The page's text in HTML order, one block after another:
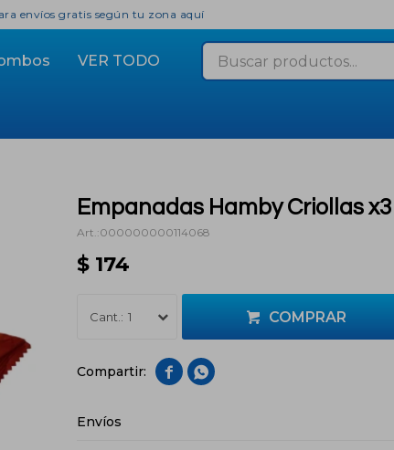
VER TODO
envíos gratis según tu zona aquí
Empanadas Hamby Criollas x3
000000000114068
$ 174
1 COMPRAR
 
Envíos